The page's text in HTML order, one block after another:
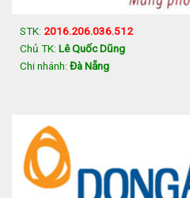
STK: 2016.206.036.512
Chủ TK: Lê Quốc Dũng
Chi nhánh: Đà Nẵng